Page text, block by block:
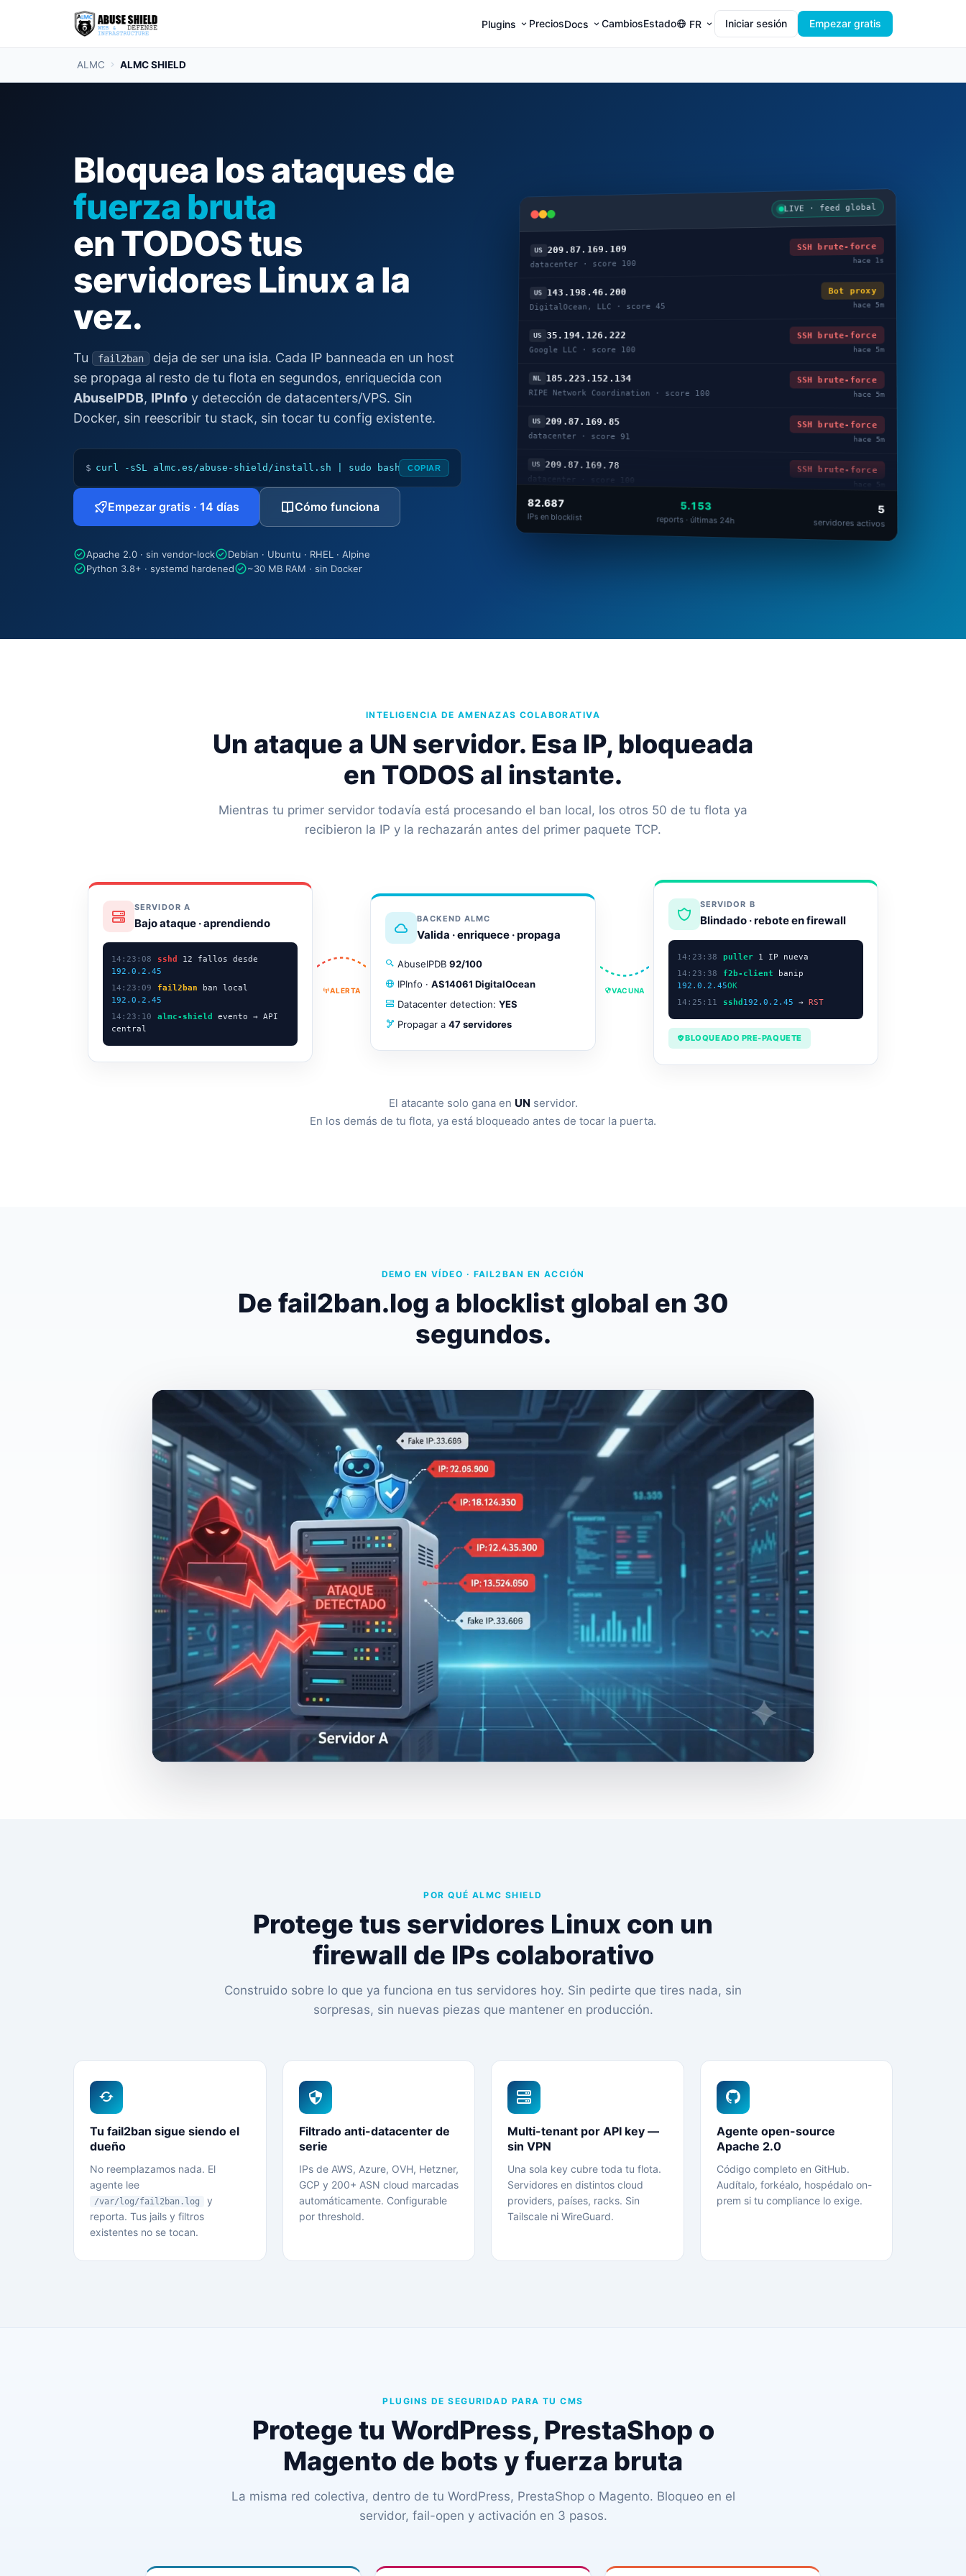
Plugins PreciosDocs CambiosEstado FR Iniciar sesión Empezar gratis
ALMC ALMC SHIELD
Bloquea los ataques de
fuerza bruta
en TODOS tus
servidores Linux a la
vez.
Tu fail2ban
deja de ser una isla. Cada IP banneada en un host
se propaga al resto de tu flota en segundos, enriquecida con
AbuseIPDB, IPInfo y detección de datacenters/VPS. Sin
Docker, sin reescribir tu stack, sin tocar tu config existente.
$ curl -sSL almc.es/abuse-shield/install.sh | sudo bash COPIAR
Empezar gratis · 14 días Cómo funciona
Apache 2.0 · sin vendor-lock
Debian · Ubuntu · RHEL · Alpine
Python 3.8+ · systemd hardened
~30 MB RAM · sin Docker
LIVE · feed global
US 209.87.169.109
datacenter · score 100
SSH brute-force
hace 2s
US 143.198.46.200
DigitalOcean, LLC · score 45
Bot proxy
hace 5m
US 35.194.126.222
Google LLC · score 100
SSH brute-force
hace 5m
NL 185.223.152.134
RIPE Network Coordination · score 100
SSH brute-force
hace 5m
US 209.87.169.85
datacenter · score 91
SSH brute-force
hace 5m
US 209.87.169.78
datacenter · score 100
SSH brute-force
82.687
IPs en blocklist
5.153
reports · últimas 24h
5
servidores activos
INTELIGENCIA DE AMENAZAS COLABORATIVA
Un ataque a UN servidor. Esa IP, bloqueada
en TODOS al instante.
Mientras tu primer servidor todavía está procesando el ban local, los otros 50 de tu flota ya
recibieron la IP y la rechazarán antes del primer paquete TCP.
SERVIDOR A
Bajo ataque · aprendiendo
14:23:08 sshd
12 fallos desde
192.0.2.45
14:23:09
fail2ban ban local
192.0.2.45
14:23:10
almc-shield
evento → API
central
ALERTA
BACKEND ALMC
Valida · enriquece · propaga
AbuseIPDB92/100
IPInfo ·AS14061 DigitalOcean
Datacenter detection:YES
Propagar a47 servidores
VACUNA
SERVIDOR B
Blindado · rebote en firewall
14:23:38 puller1 IP nueva
14:23:38
f2b-client banip
192.0.2.45OK
14:25:11
sshd 192.0.2.45 → RST
BLOQUEADO PRE-PAQUETE
El atacante solo gana en UN servidor.
En los demás de tu flota, ya está bloqueado antes de tocar la puerta.
DEMO EN VÍDEO · FAIL2BAN EN ACCIÓN
De fail2ban.log a blocklist global en 30
segundos.
POR QUÉ ALMC SHIELD
Protege tus servidores Linux con un
firewall de IPs colaborativo
Construido sobre lo que ya funciona en tus servidores hoy. Sin pedirte que tires nada, sin
sorpresas, sin nuevas piezas que mantener en producción.
Tu fail2ban sigue siendo el
dueño
No reemplazamos nada. El
agente lee
/var/log/fail2ban.log
y
reporta. Tus jails y filtros
existentes no se tocan.
Filtrado anti-datacenter de
serie
IPs de AWS, Azure, OVH, Hetzner,
GCP y 200+ ASN cloud marcadas
automáticamente. Configurable
por threshold.
Multi-tenant por API key —
sin VPN
Una sola key cubre toda tu flota.
Servidores en distintos cloud
providers, países, racks. Sin
Tailscale ni WireGuard.
Agente open-source
Apache 2.0
Código completo en GitHub.
Audítalo, forkéalo, hospédalo on-
prem si tu compliance lo exige.
PLUGINS DE SEGURIDAD PARA TU CMS
Protege tu WordPress, PrestaShop o
Magento de bots y fuerza bruta
La misma red colectiva, dentro de tu WordPress, PrestaShop o Magento. Bloqueo en el
servidor, fail-open y activación en 3 pasos.